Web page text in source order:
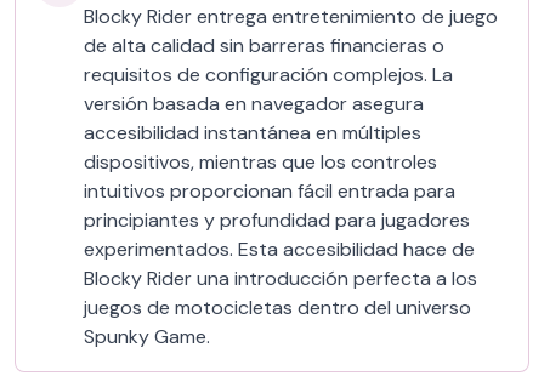
Blocky Rider entrega entretenimiento de juego
de alta calidad sin barreras financieras o
requisitos de configuración complejos. La
versión basada en navegador asegura
accesibilidad instantánea en múltiples
dispositivos, mientras que los controles
intuitivos proporcionan fácil entrada para
principiantes y profundidad para jugadores
experimentados. Esta accesibilidad hace de
Blocky Rider una introducción perfecta a los
juegos de motocicletas dentro del universo
Spunky Game.